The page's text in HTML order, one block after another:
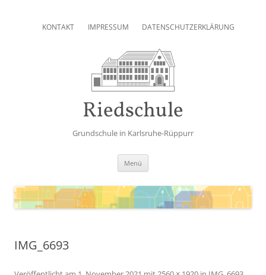
KONTAKT IMPRESSUM DATENSCHUTZERKLÄRUNG
Riedschule
Grundschule in Karlsruhe-Rüppurr
Menü
IMG_6693